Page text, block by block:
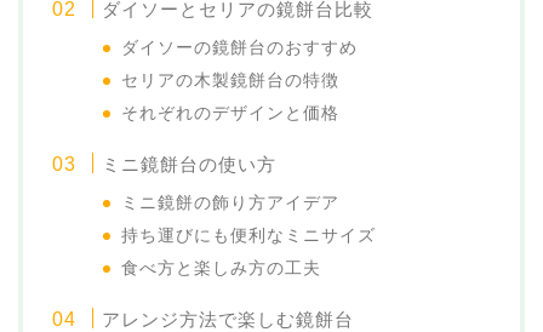
ダイソーとセリアの鏡餅台比較
ダイソーの鏡餅台のおすすめ
セリアの木製鏡餅台の特徴
それぞれのデザインと価格
ミニ鏡餅台の使い方
ミニ鏡餅の飾り方アイデア
持ち運びにも便利なミニサイズ
食べ方と楽しみ方の工夫
アレンジ方法で楽しむ鏡餅台